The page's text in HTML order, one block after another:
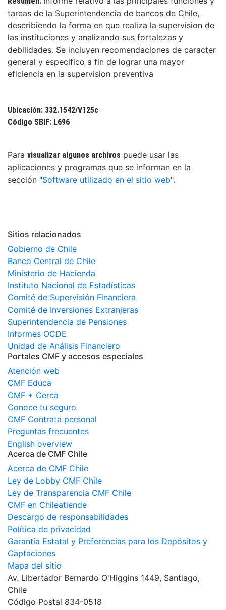
tareas de la Superintendencia de bancos de Chile,
describiendo la forma en que realiza la supervision de
las instituciones y analizando sus fortalezas y
debilidades. Se incluyen recomendaciones de caracter
general y especifico a fin de lograr una mayor
eficiencia en la supervision preventiva
Ubicación: 332.1542/V125c
Código SBIF: L696
Para visualizar algunos archivos puede usar las
aplicaciones y programas que se informan en la
sección "Software utilizado en el sitio web".
Sitios relacionados
Gobierno de Chile
Banco Central de Chile
Ministerio de Hacienda
Instituto Nacional de Estadísticas
Comité de Supervisión Financiera
Comité de Inversiones Extranjeras
Superintendencia de Pensiones
Informes OCDE
Unidad de Análisis Financiero
Portales CMF y accesos especiales
Atención web
CMF Educa
CMF + Cerca
Conoce tu seguro
CMF Contrata personal
Preguntas frecuentes
English overview
Acerca de CMF Chile
Acerca de CMF Chile
Ley de Lobby CMF Chile
Ley de Transparencia CMF Chile
CMF en Chileatiende
Descargo de responsabilidades
Política de privacidad
Garantía Estatal y Preferencias para los Depósitos y
Captaciones
Mapa del sitio
Av. Libertador Bernardo O'Higgins 1449, Santiago,
Chile
Código Postal 834-0518